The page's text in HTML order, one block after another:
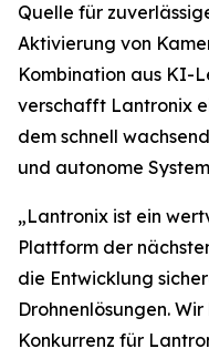
Quelle für
Aktivierung von
Kombination aus KI-
verschafft Lantronix
dem schnell
und autonome
„Lantronix ist ein
Plattform der
die Entwicklung
Drohnenlösungen.
Konkurrenz für